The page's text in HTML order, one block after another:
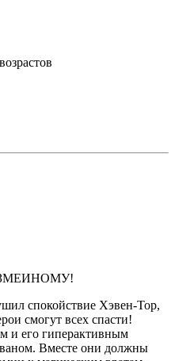
спокойствие Хэвен-Тор,
смогут всех спасти!
и его гиперактивным
Вместе они должны